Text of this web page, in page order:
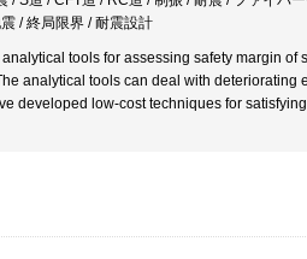
/ 終局限界 / 耐震設計
tools for assessing safety margin
analytical tools can deal with
developed low-cost techniques for